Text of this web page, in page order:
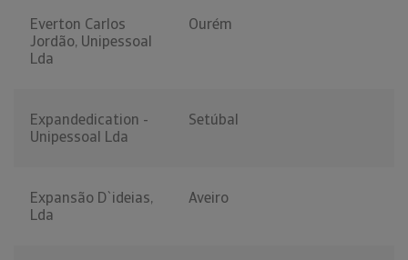
Everton Carlos
Jordão, Unipessoal
Lda
Ourém
Expandedication -
Unipessoal Lda
Setúbal
Expansão D`ideias,
Lda
Aveiro